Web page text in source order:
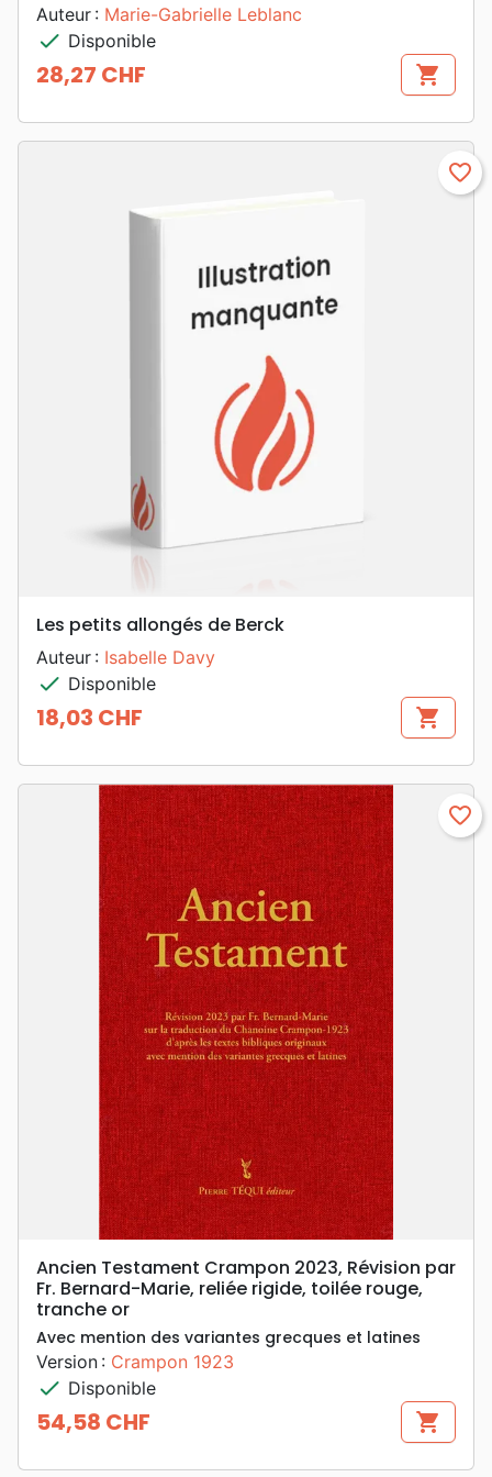
Auteur : Marie-Gabrielle Leblanc
check Disponible
Prix
28,27 CHF shopping_cart
favorite_border
Les petits allongés de Berck
Auteur : Isabelle Davy
check Disponible
Prix
18,03 CHF shopping_cart
favorite_border
Ancien Testament Crampon 2023, Révision par
Fr. Bernard-Marie, reliée rigide, toilée rouge,
tranche or
Avec mention des variantes grecques et latines
Version : Crampon 1923
check Disponible
Prix
54,58 CHF shopping_cart